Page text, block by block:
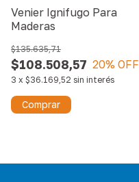
Venier Ignifugo Para
Maderas
$108.508,57
$135.635,71
20% OFF
3 x $36.169,52 sin interés
Comprar